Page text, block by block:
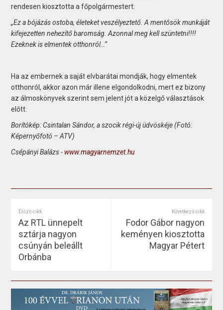
rendesen kiosztotta a főpolgármestert:
„Ez a bójázás ostoba, életeket veszélyeztető. A mentősök munkáját
kifejezetten nehezítő baromság. Azonnal meg kell szüntetni!!!!
Ezeknek is elmentek otthonról…”
Ha az embernek a saját elvbarátai mondják, hogy elmentek
otthonról, akkor azon már illene elgondolkodni, mert ez bizony
az álmoskönyvek szerint sem jelent jót a közelgő választások
előtt.
Borítókép: Csintalan Sándor, a szocik régi-új üdvöskéje (Fotó:
Képernyőfotó – ATV)
Csépányi Balázs - www.magyarnemzet.hu
Előző cikk
Az RTL ünnepelt
sztárja nagyon
csúnyán beleállt
Orbánba
Következő cikk
Fodor Gábor nagyon
keményen kiosztotta
Magyar Pétert